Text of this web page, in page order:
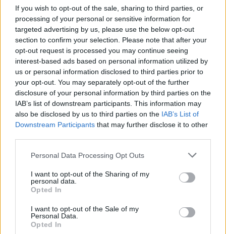
If you wish to opt-out of the sale, sharing to third parties, or
processing of your personal or sensitive information for
targeted advertising by us, please use the below opt-out
section to confirm your selection. Please note that after your
opt-out request is processed you may continue seeing
interest-based ads based on personal information utilized by
us or personal information disclosed to third parties prior to
your opt-out. You may separately opt-out of the further
disclosure of your personal information by third parties on the
IAB’s list of downstream participants. This information may
also be disclosed by us to third parties on the IAB’s List of
Downstream Participants that may further disclose it to other
Please note that this website/app uses one or more Google
not limited to your visit or usage behaviour. You may click to
grant or deny consent to Google and its third-party tags to
use your data for below specified purposes in below Google
consent section.
Personal Data Processing Opt Outs
I want to opt-out of the Sharing of my
personal data.
Opted In
I want to opt-out of the Sale of my
Personal Data.
Opted In
Więcej o lidze:III liga, gr. IV
CZYTAJ TAKŻE
2025-07-14 18:53
Kolumbijczyk
dołączył do KS-u
Wiązownica
2025-07-14 19:05
Dwóch zawodników
Sieniawa
2026-08-08 14:38
Betclic 3 Liga: Wisła